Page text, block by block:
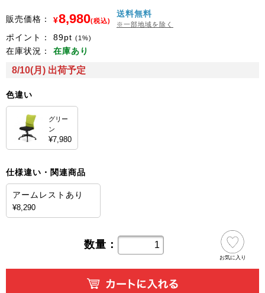
販売価格： ¥8,980(税込)
送料無料
※一部地域を除く
ポイント： 89pt (1%)
在庫状況： 在庫あり
8/10(月) 出荷予定
色違い
グリー
ン
¥7,980
仕様違い・関連商品
アームレストあり
¥8,290
数量：
お気に入り